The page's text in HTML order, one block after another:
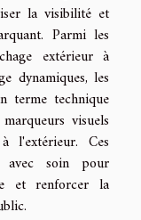
la visibilité et
Parmi les
extérieur à
dynamiques, les
terme technique
visuels
l'extérieur. Ces
avec soin pour
et renforcer la